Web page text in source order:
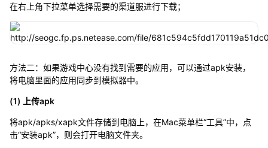
在右上角下拉菜单选择需要的渠道服进行下载；
方法二：如果游戏中心没有找到需要的应用，可以通过apk安装，
将电脑里面的应用同步到模拟器中。
(1) 上传apk
将apk/apks/xapk文件存储到电脑上，在Mac菜单栏“工具”中，点
击“安装apk”，则会打开电脑文件夹。